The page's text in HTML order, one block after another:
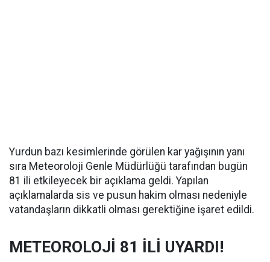
Yurdun bazı kesimlerinde görülen kar yağışının yanı
sıra Meteoroloji Genle Müdürlüğü tarafından bugün
81 ili etkileyecek bir açıklama geldi. Yapılan
açıklamalarda sis ve pusun hakim olması nedeniyle
vatandaşların dikkatli olması gerektiğine işaret edildi.
METEOROLOJİ 81 İLİ UYARDI!